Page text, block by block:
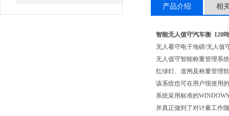
产品介绍 相
智能无人值守汽车衡 120
无人看守电子地磅/无人值
无人值守智能称重管理系
红绿灯、道闸及称重管理
该系统也可在用户现使用
系统采用标准的
并真正做到了对计量工作